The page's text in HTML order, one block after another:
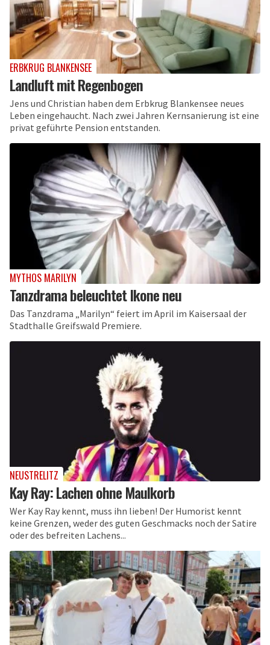
ERBKRUG BLANKENSEE
Landluft mit Regenbogen
Jens und Christian haben dem Erbkrug Blankensee neues
Leben eingehaucht. Nach zwei Jahren Kernsanierung ist eine
privat geführte Pension entstanden.
MYTHOS MARILYN
Tanzdrama beleuchtet Ikone neu
Das Tanzdrama „Marilyn“ feiert im April im Kaisersaal der
Stadthalle Greifswald Premiere.
NEUSTRELITZ
Kay Ray: Lachen ohne Maulkorb
Wer Kay Ray kennt, muss ihn lieben! Der Humorist kennt
keine Grenzen, weder des guten Geschmacks noch der Satire
oder des befreiten Lachens...